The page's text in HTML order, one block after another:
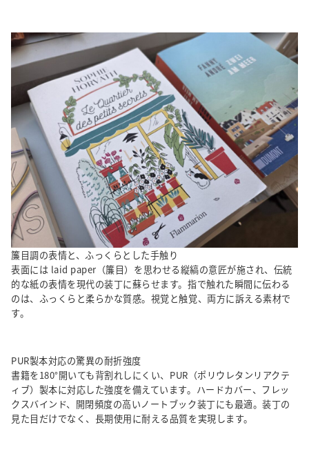
簾目調の表情と、ふっくらとした手触り
表面には laid paper（簾目）を思わせる縦縞の意匠が施され、伝統
的な紙の表情を現代の装丁に蘇らせます。指で触れた瞬間に伝わる
のは、ふっくらと柔らかな質感。視覚と触覚、両方に訴える素材で
す。
PUR製本対応の驚異の耐折強度
書籍を180°開いても背割れしにくい、PUR（ポリウレタンリアクテ
ィブ）製本に対応した強度を備えています。ハードカバー、フレッ
クスバインド、開閉頻度の高いノートブック装丁にも最適。装丁の
見た目だけでなく、長期使用に耐える品質を実現します。